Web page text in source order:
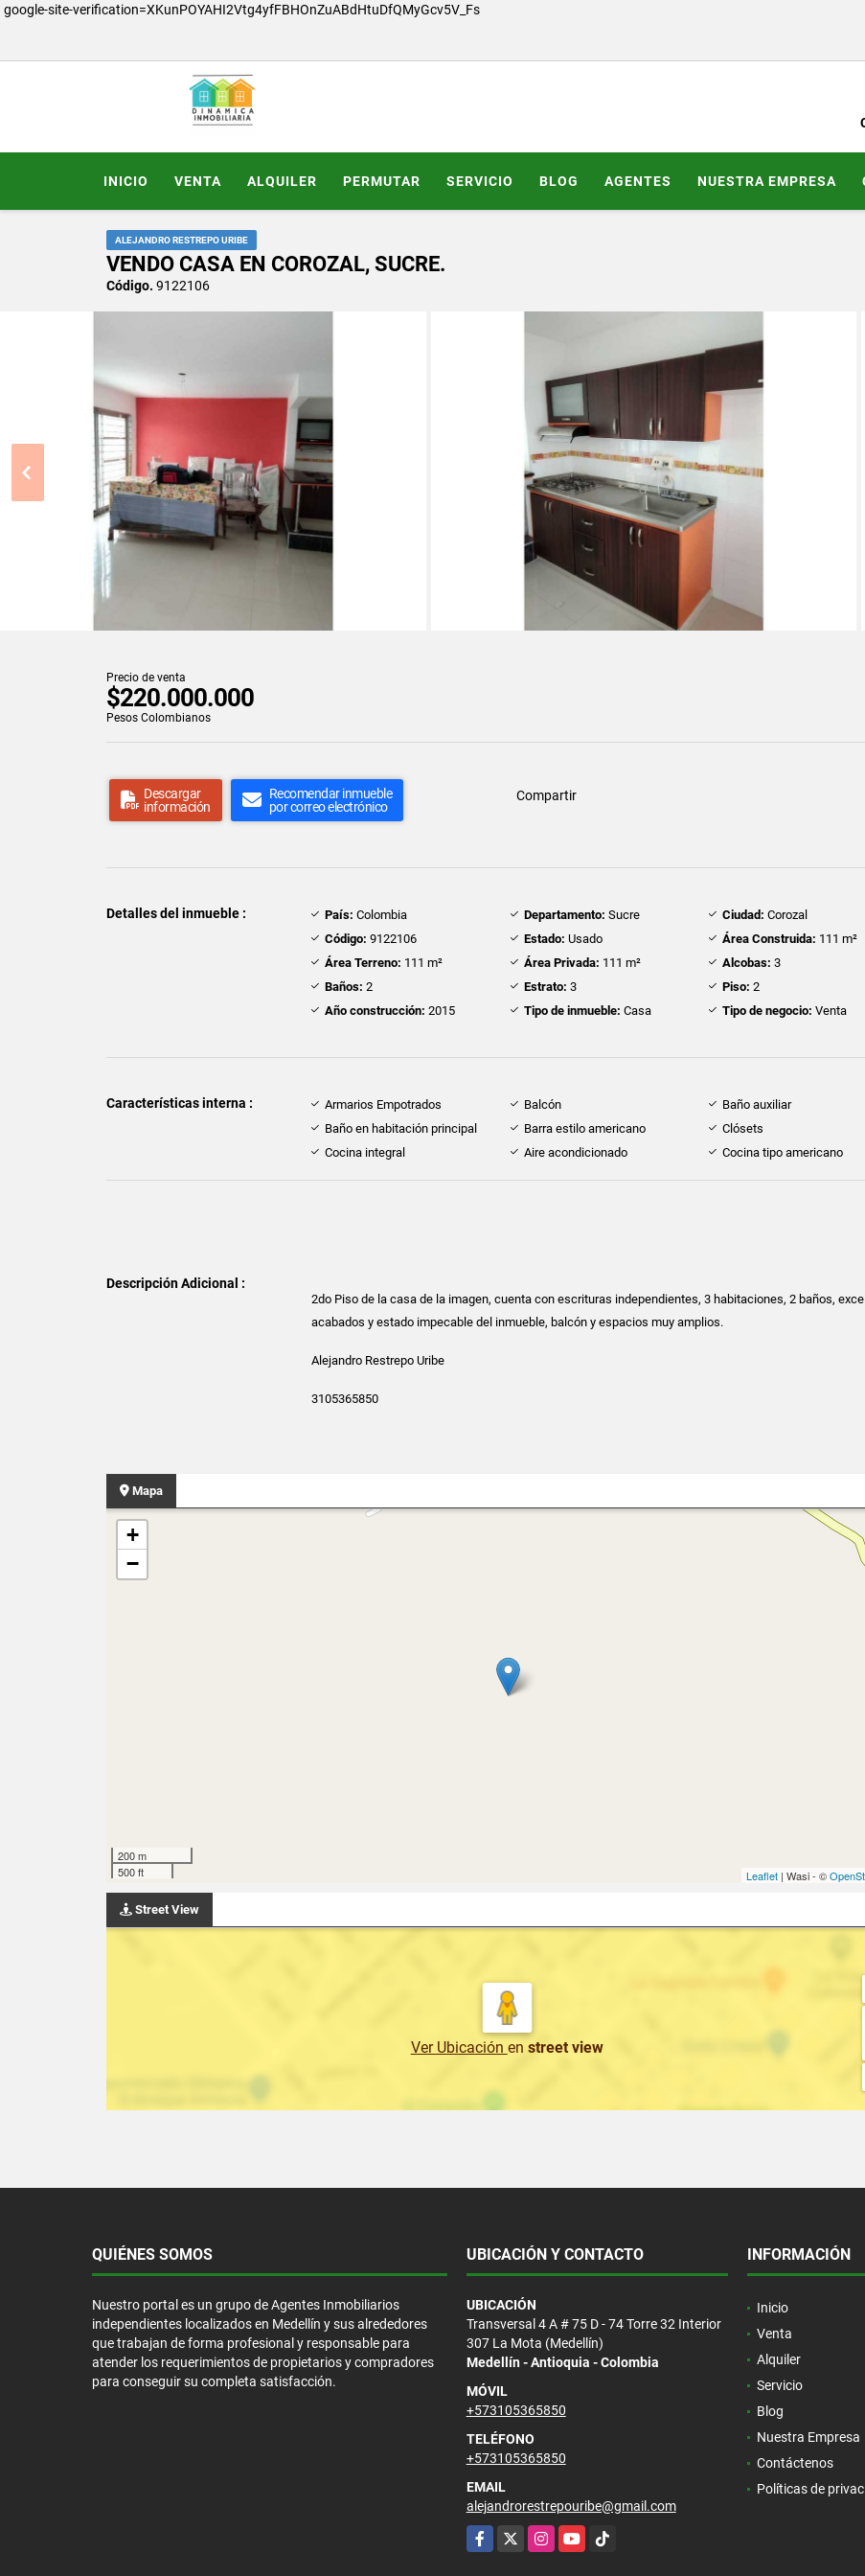
google-site-verification=XKunPOYAHI2Vtg4yfFBHOnZuABdHtuDfQMyGcv5V_Fs
INICIO VENTA ALQUILER PERMUTAR SERVICIO BLOG AGENTES NUESTRA EMPRESA
ALEJANDRO RESTREPO URIBE
VENDO CASA EN COROZAL, SUCRE.
Código. 9122106
Precio de venta
$220.000.000
Pesos Colombianos
Descargar
información
Recomendar inmueble
por correo electrónico
Compartir
Detalles del inmueble : País: Colombia Departamento: Sucre Ciudad: Corozal
Código: 9122106 Estado: Usado Área Construida: 111 m²
Área Terreno: 111 m² Área Privada: 111 m² Alcobas: 3
Baños: 2 Estrato: 3 Piso: 2
Año construcción: 2015 Tipo de inmueble: Casa Tipo de negocio: Venta
Características interna : Armarios Empotrados Balcón
Baño auxiliar
Baño en habitación principal
Barra estilo americano
Clósets
Cocina integral
Aire acondicionado Cocina tipo americano
Descripción Adicional :
2do Piso de la casa de la imagen, cuenta con escrituras independientes, 3 habitaciones, 2 baños,
acabados y estado impecable del inmueble, balcón y espacios muy amplios.
Alejandro Restrepo Uribe
3105365850
Mapa
+
−
200 m
500 ft
Leaflet| Wasi - ©
Street View
Ver Ubicación en street view
QUIÉNES SOMOS
Nuestro portal es un grupo de Agentes Inmobiliarios
independientes localizados en Medellín y sus alrededores
que trabajan de forma profesional y responsable para
atender los requerimientos de propietarios y compradores
para conseguir su completa satisfacción.
UBICACIÓN Y CONTACTO
UBICACIÓN
Transversal 4 A # 75 D - 74 Torre 32 Interior
307 La Mota (Medellín)
Medellín - Antioquia - Colombia
MÓVIL
+573105365850
TELÉFONO
+573105365850
EMAIL
alejandrorestrepouribe@gmail.com
Facebook
X InstagramYouTubeTikTok
INFORMACIÓN
Inicio
Venta
Alquiler
Servicio
Blog
Nuestra Empresa
Contáctenos
Políticas de